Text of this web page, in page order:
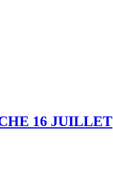
16 JUILLET